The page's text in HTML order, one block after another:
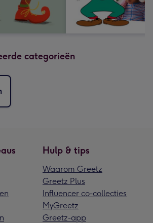
categorieën
Hulp & tips
Waarom Greetz
Greetz Plus
Influencer co-collecties
MyGreetz
Greetz-app